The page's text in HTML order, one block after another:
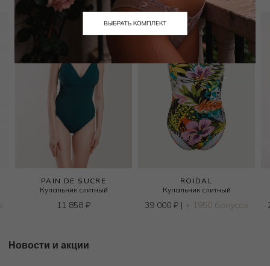
PAIN DE SUCRE
Купальник слитный
11 858 ₽
ROIDAL
Купальник слитный
39 000 ₽| + 1950 бонусов
Новости и акции